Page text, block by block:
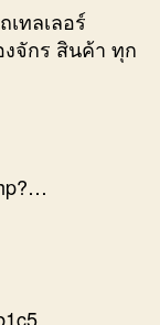
ทลเลอร์
จักร สินค้า ทุก